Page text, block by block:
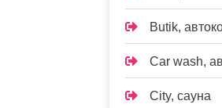
Butik,
Car wash,
City, сауна